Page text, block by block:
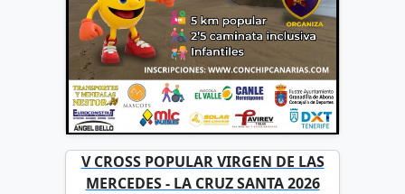
V CROSS POPULAR VIRGEN DE LAS
MERCEDES - LA CRUZ SANTA 2026